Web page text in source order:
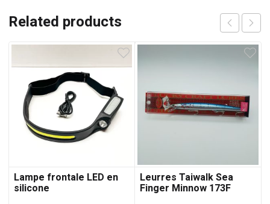
Related products
Lampe frontale LED en
silicone
Leurres Taiwalk Sea
Finger Minnow 173F